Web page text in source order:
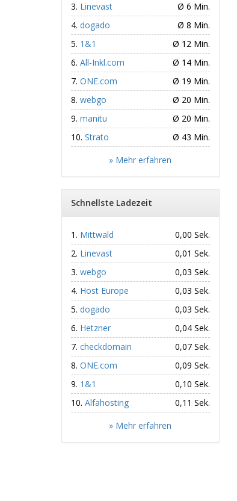
Linevast
Ø 6 Min.
dogado
Ø 8 Min.
1&1
Ø 12 Min.
All-Inkl.com
Ø 14 Min.
ONE.com
Ø 19 Min.
webgo
Ø 20 Min.
manitu
Ø 20 Min.
Strato
Ø 43 Min.
» Mehr erfahren
Schnellste Ladezeit
Mittwald
0,00 Sek.
Linevast
0,01 Sek.
webgo
0,03 Sek.
Host Europe
0,03 Sek.
dogado
0,03 Sek.
Hetzner
0,04 Sek.
checkdomain
0,07 Sek.
ONE.com
0,09 Sek.
1&1
0,10 Sek.
Alfahosting
0,11 Sek.
» Mehr erfahren